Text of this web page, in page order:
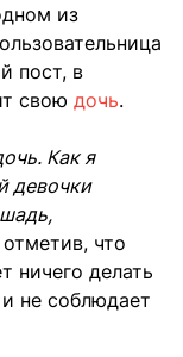
из
пост, в
свою дочь.
Как я
девочки
что
ничего делать
не соблюдает